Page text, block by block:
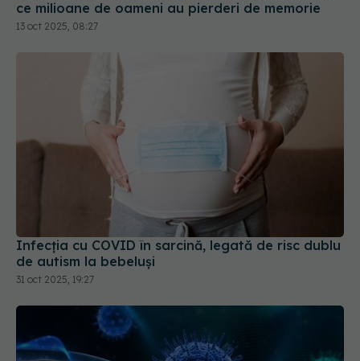
Infecția cu COVID în sarcină, legată de risc dublu
de autism la bebeluși
31 oct 2025, 19:27